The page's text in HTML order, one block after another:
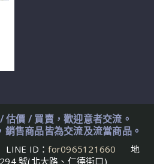
價 / 買賣，歡迎意者交流。
售商品皆為交流及流當商品。
LINE ID：for0965121660
地
號(北大路、仁德街口)